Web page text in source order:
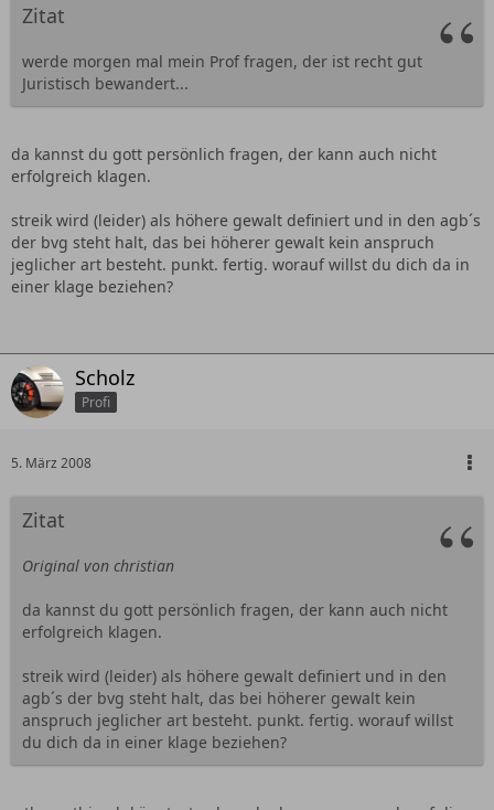
Zitat
werde morgen mal mein Prof fragen, der ist recht gut
Juristisch bewandert...
da kannst du gott persönlich fragen, der kann auch nicht
erfolgreich klagen.
streik wird (leider) als höhere gewalt definiert und in den agb´s
der bvg steht halt, das bei höherer gewalt kein anspruch
jeglicher art besteht. punkt. fertig. worauf willst du dich da in
einer klage beziehen?
Scholz
Profi
5. März 2008
Zitat
Original von christian
da kannst du gott persönlich fragen, der kann auch nicht
erfolgreich klagen.
streik wird (leider) als höhere gewalt definiert und in den
agb´s der bvg steht halt, das bei höherer gewalt kein
anspruch jeglicher art besteht. punkt. fertig. worauf willst
du dich da in einer klage beziehen?